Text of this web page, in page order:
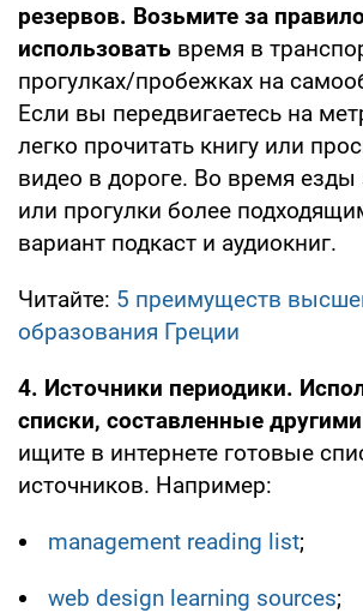
резервов. Возьмите за
использовать время в
прогулках/пробежках на
Если вы передвигаетесь на
легко прочитать книгу или
видео в дороге. Во время езды
или прогулки более
вариант подкаст и аудиокниг.
Читайте: 5 преимуществ
образования Греции
4. Источники периодики.
списки, составленные другими
ищите в интернете готовые
источников. Например:
management reading list;
web design learning sources;